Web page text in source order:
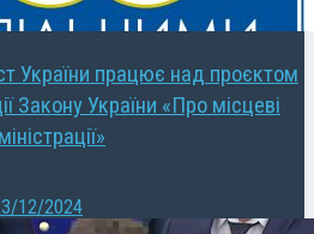
України працює над проєктом
Закону України «Про місцеві
12/2024